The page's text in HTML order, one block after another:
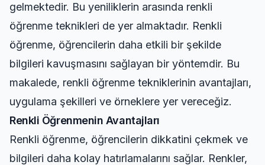
gelmektedir. Bu yeniliklerin arasında renkli
öğrenme teknikleri de yer almaktadır. Renkli
öğrenme, öğrencilerin daha etkili bir şekilde
bilgileri kavuşmasını sağlayan bir yöntemdir. Bu
makalede, renkli öğrenme tekniklerinin avantajları,
uygulama şekilleri ve örneklere yer vereceğiz.
Renkli Öğrenmenin Avantajları
Renkli öğrenme, öğrencilerin dikkatini çekmek ve
bilgileri daha kolay hatırlamalarını sağlar. Renkler,